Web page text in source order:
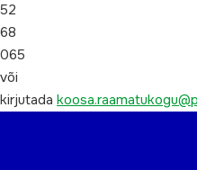
52
68
065
või
kirjutada